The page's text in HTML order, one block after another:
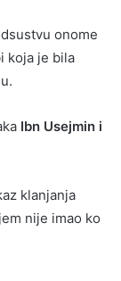
onome
koja je bila
Ibn Usejmin i
klanjanja
nije imao ko